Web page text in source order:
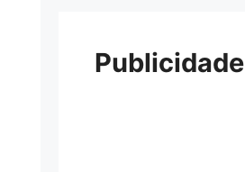
Publicidade